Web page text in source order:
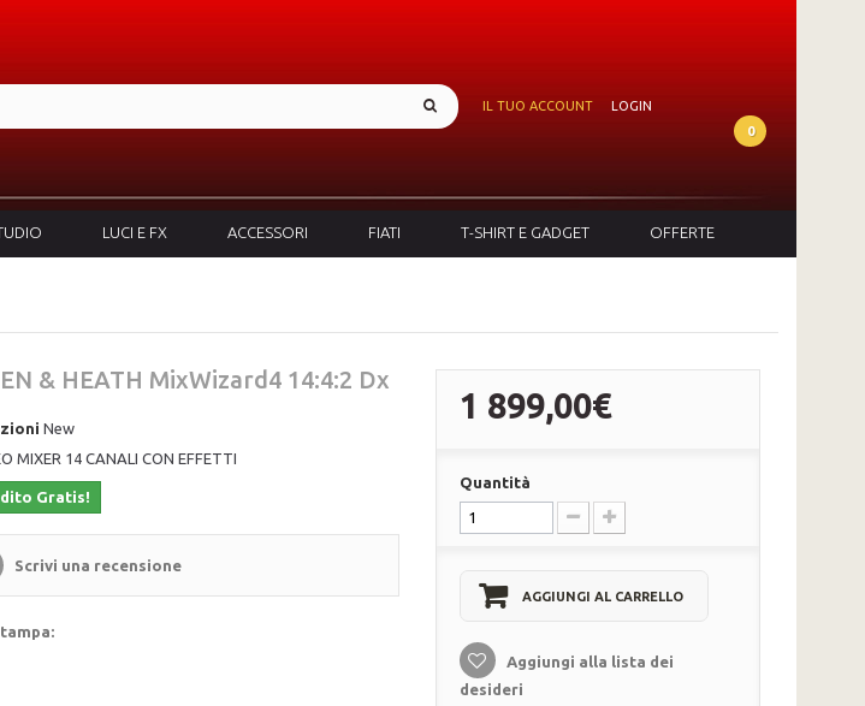
IL TUO ACCOUNT
LOGIN
0
LUCI E FX ACCESSORI FIATI T-SHIRT E GADGET OFFERTE
& HEATH MixWizard4 14:4:2 Dx
New
MIXER 14 CANALI CON EFFETTI
Gratis!
Scrivi una recensione
1 899,00€
Quantità
AGGIUNGI AL CARRELLO
Aggiungi alla lista dei
desideri